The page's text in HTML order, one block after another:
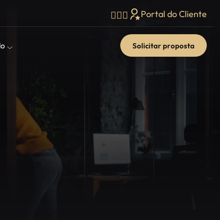
Portal do Cliente
Solicitar proposta